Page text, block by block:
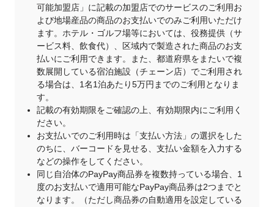
可能加盟店」に記載の加盟店でのサービスのご利用お
よび地場産品の商品のお支払いでのみご利用いただけ
ます。ホテル・ゴルフ場等においては、役務提供（サ
ービス料、飲食代）、区域内で製造された商品のお支
払いにご利用できます。また、都道府県をまたいで複
数展開している宿泊施設（チェーン店）でご利用され
る場合は、1名1泊あたり5万円までのご利用となりま
す。
記載の有効期限をご確認の上、有効期限内にご利用く
ださい。
お支払いでのご利用時は「支払い方法」の選択をした
のちに、バーコードを見せる、支払い金額を入力する
などの操作をしてください。
同じ自治体のPayPay商品券を複数持っている場合、1
度のお支払いで適用可能なPayPay商品券は2つまでと
なります。（ただし商品券の自動適用を設定している